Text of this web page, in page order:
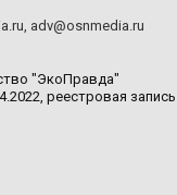
, adv@osnmedia.ru
"ЭкоПравда"
реестровая запись